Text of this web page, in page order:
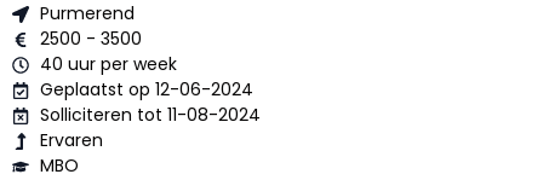
Purmerend
2500 - 3500
40 uur per week
Geplaatst op 12-06-2024
Solliciteren tot 11-08-2024
Ervaren
MBO